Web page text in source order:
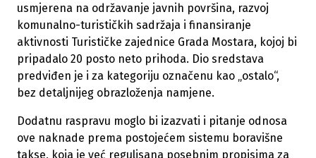
usmjerena na održavanje javnih površina, razvoj
komunalno-turističkih sadržaja i finansiranje
aktivnosti Turističke zajednice Grada Mostara, kojoj bi
pripadalo 20 posto neto prihoda. Dio sredstava
predviđen je i za kategoriju označenu kao „ostalo“,
bez detaljnijeg obrazloženja namjene.
Dodatnu raspravu moglo bi izazvati i pitanje odnosa
ove naknade prema postojećem sistemu boravišne
takse, koja je već regulisana posebnim propisima za